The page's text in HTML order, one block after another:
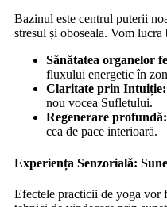
Bazinul este centrul puterii
stresul și oboseala. Vom
Sănătatea organelor
fluxului energetic în
Claritate prin Intuiție:
nou vocea Sufletului.
Regenerare profundă:
cea de pace interioară.
Experiența Senzorială:
Efectele practicii de yoga vor